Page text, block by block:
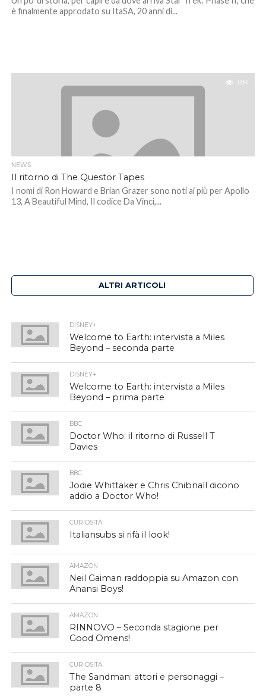
è finalmente approdato su ItaSA, 20 anni di...
1.8K
NEWS
Il ritorno di The Questor Tapes
I nomi di Ron Howard e Brian Grazer sono noti ai più per Apollo
13, A Beautiful Mind, Il codice Da Vinci,...
ALTRI ARTICOLI
DISNEY+
Welcome to Earth: intervista a Miles
Beyond – seconda parte
DISNEY+
Welcome to Earth: intervista a Miles
Beyond – prima parte
BBC
Doctor Who: il ritorno di Russell T
Davies
BBC
Jodie Whittaker e Chris Chibnall dicono
addio a Doctor Who!
CURIOSITÀ
Italiansubs si rifà il look!
AMAZON
Neil Gaiman raddoppia su Amazon con
Anansi Boys!
AMAZON
RINNOVO – Seconda stagione per
Good Omens!
CURIOSITÀ
The Sandman: attori e personaggi –
parte 8